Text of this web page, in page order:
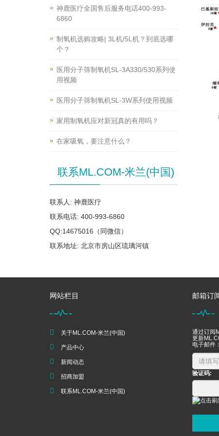
神鹿医疗全国售后服务电话400-993-
6860
制氧机选购攻略| 3L机/5L机？到底选哪
个？
医用分子筛制氧机SL-3A330/530系列使
用视频
医用分子筛制氧机SL-3W系列使用视频
家用制氧机应对新冠真的有用吗？
在家吸氧，要注意什么？
联系ML.COM-米兰(中国)
联系人: 神鹿医疗
联系电话: 400-993-6860
QQ:14675016（同微信）
联系地址: 北京市房山区琉璃河镇
网站栏目
关于ML.COM-米兰(中国)
产品中心
新闻动态
招商加盟
联系ML.COM-米兰(中国)
邮箱订
通过订阅
更新
电子邮件：
验证码: